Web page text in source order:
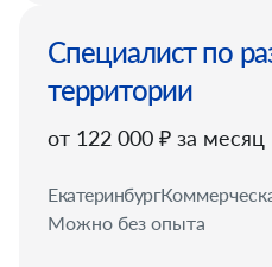
Специалист по
территории
от 122 000 ₽ за месяц
Екатеринбург
Можно без опыта